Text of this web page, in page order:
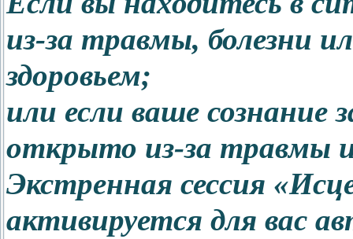
из-за травмы, болезни
здоровьем;
или если ваше
открыто из-за травмы
Экстренная сессия
активируется для вас